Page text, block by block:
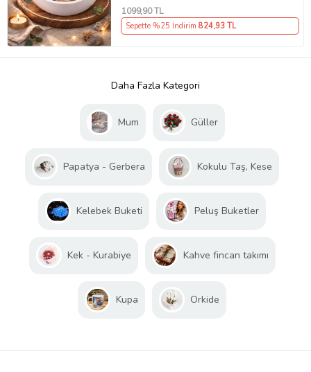
1099,90 TL
Sepette %25 İndirim 824,93 TL
Daha Fazla Kategori
Mum Güller
Papatya - Gerbera Kokulu Taş, Kese
Kelebek Buketi Peluş Buketler
Kek - Kurabiye Kahve fincan takımı
Kupa Orkide